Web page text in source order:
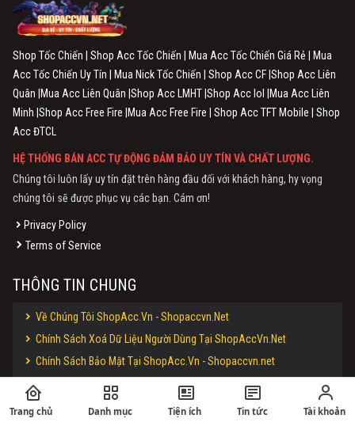
Trang chủ Danh mục Tiện ích Tin tức Tài khoản
Shop Tốc Chiến | Shop Acc Tốc Chiến | Mua Acc Tốc Chiến Giá Rẻ | Mua
Acc Tốc Chiến Uy Tín | Mua Nick Tốc Chiến | Shop Acc CF |Shop Acc Liên
Quân |Mua Acc Liên Quân |Shop Acc LMHT |Shop Acc lol |Mua Acc Liên
Minh |Shop Acc Free Fire |Mua Acc Free Fire | Shop Acc TFT Mobile | Shop
Acc ĐTCL
HỆ THỐNG BÁN ACC TỰ ĐỘNG ĐẢM BẢO UY TÍN VÀ CHẤT LƯỢNG.
Chúng tôi luôn lấy uy tín đặt trên hàng đầu đối với khách hàng, hy vọng
chúng tôi sẽ được phục vụ các bạn. Cám ơn!
Privacy Policy
Terms of Service
THÔNG TIN CHUNG
Về Chúng Tôi ShopAcc.Vn - Shopaccvn.Net
Chính Sách Xoá Dữ Liệu Người Dùng Tại ShopAccVn.Net
Chính Sách Bảo Mật Tại ShopAcc.Vn - Shopaccvn.net
Điều Khoản Sử Dụng Website ShopAcc.Vn - ShopAccvn.Net
Chính Sách Bán Hàng/Đổi Trả Tại ShopAcc.Vn - ShopAccvn.net